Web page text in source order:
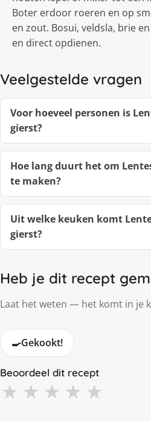
Boter erdoor roeren en op
en zout. Bosui, veldsla, brie
en direct opdienen.
Veelgestelde vragen
Voor hoeveel personen is
gierst?
Hoe lang duurt het om
te maken?
Uit welke keuken komt
gierst?
Heb je dit recept
Laat het weten — het komt in je
🍳Gekookt!
Beoordeel dit recept
★ ★ ★ ★ ★